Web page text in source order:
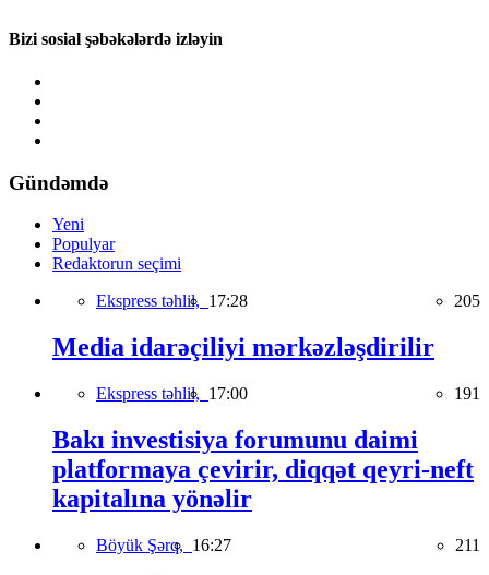
Bizi sosial şəbəkələrdə izləyin
Gündəmdə
Yeni
Populyar
Redaktorun seçimi
Ekspress təhlil, 17:28 205
Media idarəçiliyi mərkəzləşdirilir
Ekspress təhlil, 17:00 191
Bakı investisiya forumunu daimi
platformaya çevirir, diqqət qeyri-neft
kapitalına yönəlir
Böyük Şərq, 16:27 211